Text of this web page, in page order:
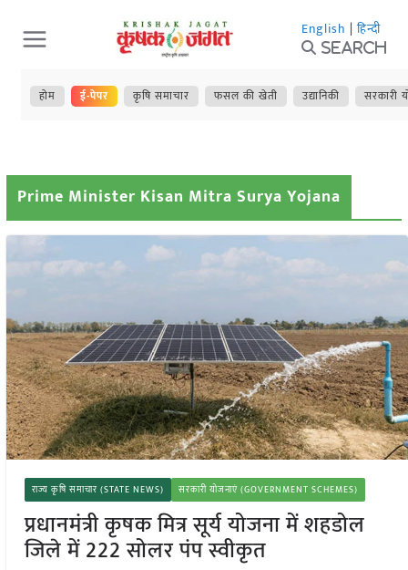
Skip
to
content
English | हिन्दी
Search
होम ई-पेपर कृषि समाचार फसल की खेती उद्यानिकी सरकारी
Prime Minister Kisan Mitra Surya Yojana
राज्य कृषि समाचार (STATE NEWS) सरकारी योजनाएं (GOVERNMENT SCHEMES)
प्रधानमंत्री कृषक मित्र सूर्य योजना में शहडोल
जिले में 222 सोलर पंप स्वीकृत